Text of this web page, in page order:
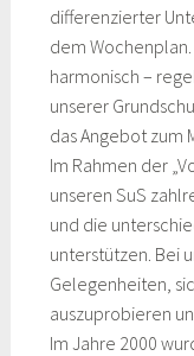
differenzierter
dem
harmonisch –
unserer
das Angebot zum
Im Rahmen der
unseren SuS
und die
unterstützen. Bei
Gelegenheiten,
auszuprobieren
Im Jahre 2000